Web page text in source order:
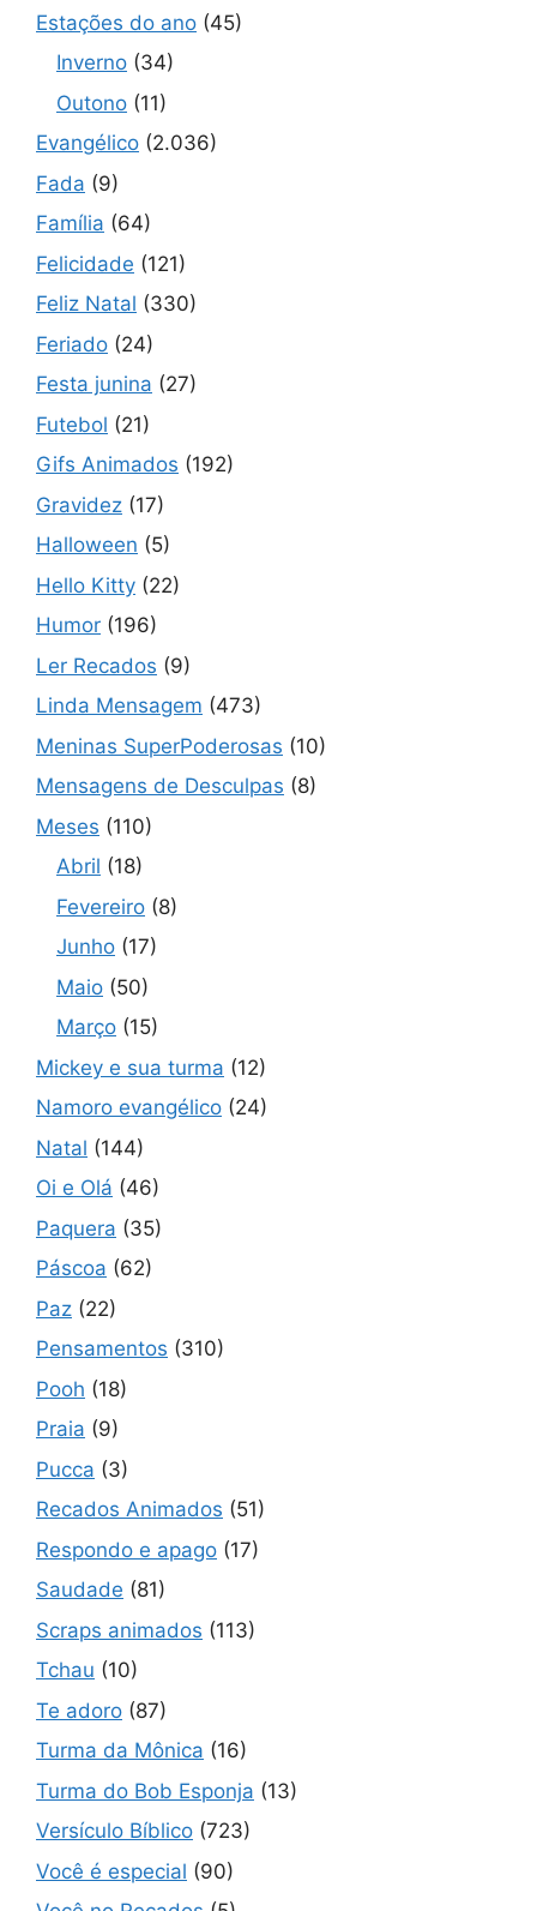
Estações do ano (45)
Inverno (34)
Outono (11)
Evangélico (2.036)
Fada (9)
Família (64)
Felicidade (121)
Feliz Natal (330)
Feriado (24)
Festa junina (27)
Futebol (21)
Gifs Animados (192)
Gravidez (17)
Halloween (5)
Hello Kitty (22)
Humor (196)
Ler Recados (9)
Linda Mensagem (473)
Meninas SuperPoderosas (10)
Mensagens de Desculpas (8)
Meses (110)
Abril (18)
Fevereiro (8)
Junho (17)
Maio (50)
Março (15)
Mickey e sua turma (12)
Namoro evangélico (24)
Natal (144)
Oi e Olá (46)
Paquera (35)
Páscoa (62)
Paz (22)
Pensamentos (310)
Pooh (18)
Praia (9)
Pucca (3)
Recados Animados (51)
Respondo e apago (17)
Saudade (81)
Scraps animados (113)
Tchau (10)
Te adoro (87)
Turma da Mônica (16)
Turma do Bob Esponja (13)
Versículo Bíblico (723)
Você é especial (90)